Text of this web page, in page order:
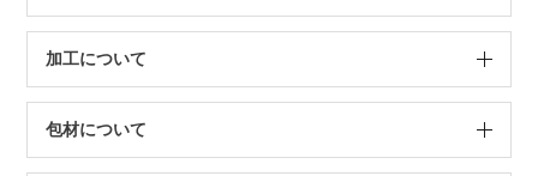
加工について
包材について